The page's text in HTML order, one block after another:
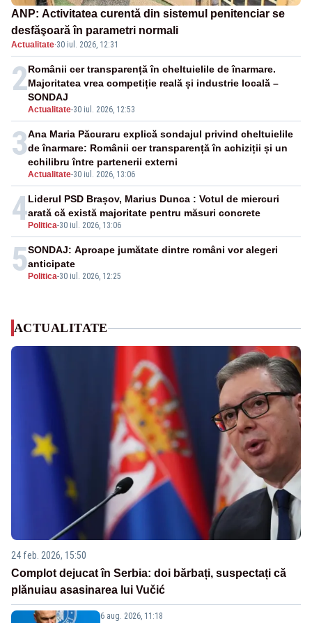
ANP: Activitatea curentă din sistemul penitenciar se
desfăşoară în parametri normali
Actualitate·30 iul. 2026, 12:31
2
Actualitate-30 iul. 2026, 12:53
Românii cer transparență în cheltuielile de înarmare.
Majoritatea vrea competiție reală și industrie locală –
SONDAJ
3
Actualitate-30 iul. 2026, 13:06
Ana Maria Păcuraru explică sondajul privind cheltuielile
de înarmare: Românii cer transparență în achiziții și un
echilibru între partenerii externi
4 Politica-30 iul. 2026, 13:06
Liderul PSD Brașov, Marius Dunca : Votul de miercuri
arată că există majoritate pentru măsuri concrete
5 Politica-30 iul. 2026, 12:25
SONDAJ: Aproape jumătate dintre români vor alegeri
anticipate
ACTUALITATE
24 feb. 2026, 15:50
Complot dejucat în Serbia: doi bărbați, suspectați că
plănuiau asasinarea lui Vučić
6 aug. 2026, 11:18